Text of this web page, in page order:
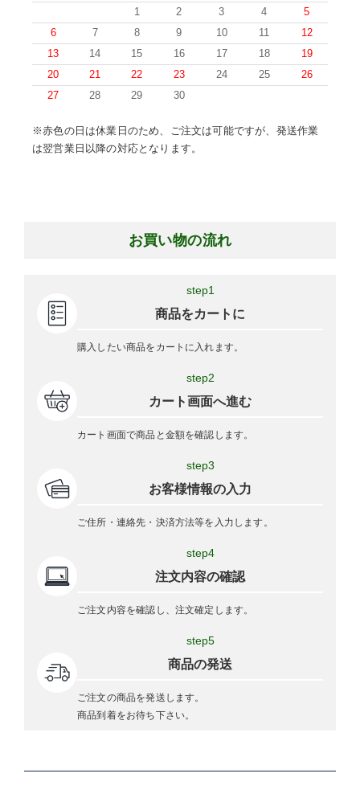
1
2 3 4
5
6
7 8 9 10 11
12
13
14 15 16 17 18
19
20
21 22 23 24 25
26
27
28 29 30
※赤色の日は休業日のため、ご注文は可能ですが、発送作業
は翌営業日以降の対応となります。
お買い物の流れ
step1
商品をカートに
購入したい商品をカートに入れます。
step2
カート画面へ進む
カート画面で商品と金額を確認します。
step3
お客様情報の入力
ご住所・連絡先・決済方法等を入力します。
step4
注文内容の確認
ご注文内容を確認し、注文確定します。
step5
商品の発送
ご注文の商品を発送します。
商品到着をお待ち下さい。